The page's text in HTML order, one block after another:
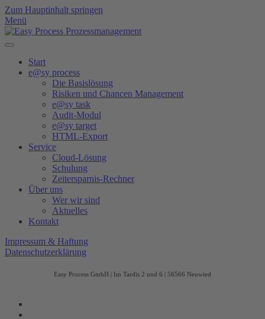
Zum Hauptinhalt springen
Menü
Start
e@sy process
Die Basislösung
Risiken und Chancen Management
e@sy task
Audit-Modul
e@sy target
HTML-Export
Service
Cloud-Lösung
Schulung
Zeitersparnis-Rechner
Über uns
Wer wir sind
Aktuelles
Kontakt
Impressum & Haftung
Datenschutzerklärung
Easy Process GmbH | Im Tardis 2 und 6 | 56566 Neuwied